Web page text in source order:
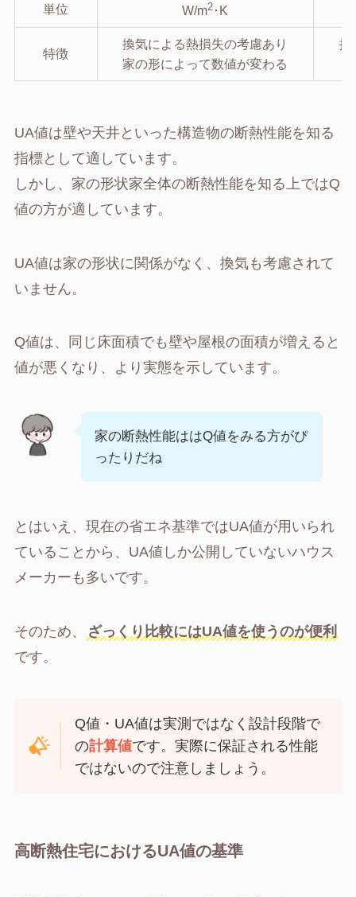
単位 W/m2 ･K
特徴
換気による熱損失の考慮あり
家の形によって数値が変わる
換
UA値は壁や天井といった構造物の断熱性能を知る
指標として適しています。
しかし、家の形状家全体の断熱性能を知る上ではQ
値の方が適しています。
UA値は家の形状に関係がなく、換気も考慮されて
いません。
Q値は、同じ床面積でも壁や屋根の面積が増えると
値が悪くなり、より実態を示しています。
家の断熱性能ははQ値をみる方がぴ
ったりだね
とはいえ、現在の省エネ基準ではUA値が用いられ
ていることから、UA値しか公開していないハウス
メーカーも多いです。
そのため、
ざっくり比較にはUA値を使うのが便利
です。
Q値・UA値は実測ではなく設計段階で
の計算値です。実際に保証される性能
ではないので注意しましょう。
高断熱住宅におけるUA値の基準